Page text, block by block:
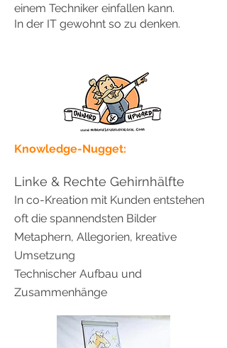
einem Techniker einfallen kann.
In der IT gewohnt so zu denken.
Knowledge-Nugget:
Linke & Rechte Gehirnhälfte
In co-Kreation mit Kunden entstehen
oft die spannendsten Bilder
Metaphern, Allegorien, kreative
Umsetzung
Technischer Aufbau und
Zusammenhänge